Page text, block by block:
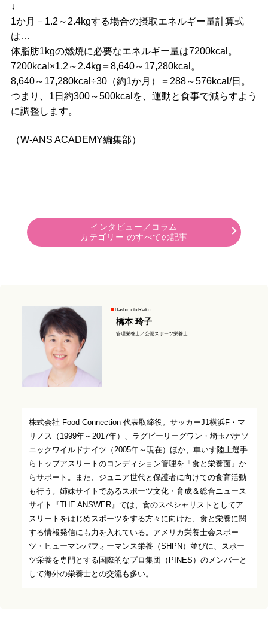
↓
1か月－1.2～2.4kgする場合の摂取エネルギー量計算式
は…
体脂肪1kgの燃焼に必要なエネルギー量は7200kcal。
7200kcal×1.2～2.4kg＝8,640～17,280kcal。
8,640～17,280kcal÷30（約1か月）＝288～576kcal/日。
つまり、1日約300～500kcalを、運動と食事で減らすよう
に調整します。
（W-ANS ACADEMY編集部）
インタビュー／コラム
カテゴリー のすべての記事
Hashimoto Reiko
橋本 玲子
管理栄養士／公認スポーツ栄養士
株式会社 Food Connection 代表取締役。サッカーJ1横浜F・マ
リノス（1999年～2017年）、ラグビーリーグワン・埼玉パナソ
ニックワイルドナイツ（2005年～現在）ほか、車いす陸上選手
らトップアスリートのコンディション管理を「食と栄養面」か
らサポート。また、ジュニア世代と保護者に向けての食育活動
も行う。姉妹サイトであるスポーツ文化・育成＆総合ニュース
サイト『THE ANSWER』では、食のスペシャリストとしてア
スリートをはじめスポーツをする方々に向けた、食と栄養に関
する情報発信にも力を入れている。アメリカ栄養士会スポー
ツ・ヒューマンパフォーマンス栄養（SHPN）並びに、スポー
ツ栄養を専門とする国際的なプロ集団（PINES）のメンバーと
して海外の栄養士との交流も多い。